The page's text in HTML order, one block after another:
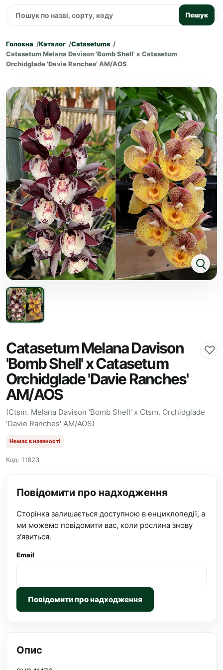
Пошук
Головна Каталог
Catasetums
Catasetum Melana Davison 'Bomb Shell' x Catasetum
Orchidglade 'Davie Ranches' AM/AOS
Catasetum Melana Davison
'Bomb Shell' x Catasetum
Orchidglade 'Davie Ranches'
AM/AOS
♡
(Ctsm. Melana Davison 'Bomb Shell' x Ctsm. Orchidglade
'Davie Ranches' AM/AOS)
Немає в наявності
Код: 11823
Повідомити про надходження
Сторінка залишається доступною в енциклопедії, а
ми можемо повідомити вас, коли рослина знову
з'явиться.
Email
Повідомити про надходження
Опис